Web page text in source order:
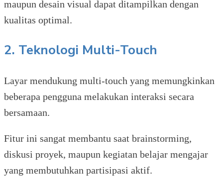
maupun desain visual dapat ditampilkan dengan
kualitas optimal.
2. Teknologi Multi-Touch
Layar mendukung multi-touch yang memungkinkan
beberapa pengguna melakukan interaksi secara
bersamaan.
Fitur ini sangat membantu saat brainstorming,
diskusi proyek, maupun kegiatan belajar mengajar
yang membutuhkan partisipasi aktif.